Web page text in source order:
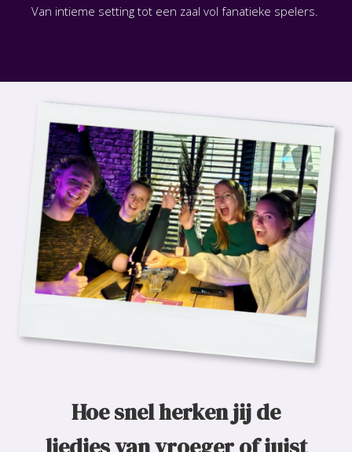
Van intieme setting tot een zaal vol fanatieke spelers.
Hoe snel herken jij de